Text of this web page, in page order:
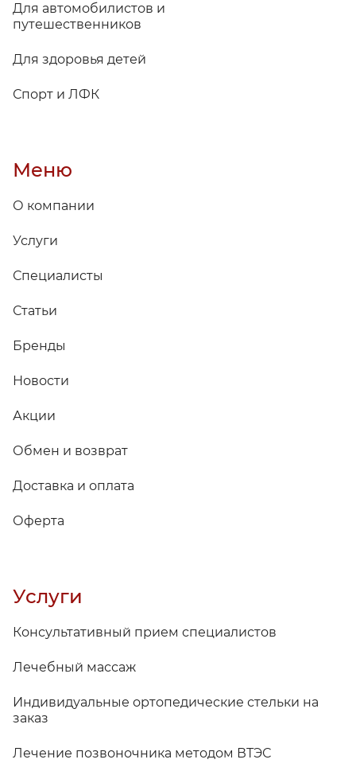
Для автомобилистов и
путешественников
Для здоровья детей
Спорт и ЛФК
Меню
О компании
Услуги
Специалисты
Статьи
Бренды
Новости
Акции
Обмен и возврат
Доставка и оплата
Оферта
Услуги
Консультативный прием специалистов
Лечебный массаж
Индивидуальные ортопедические стельки на
заказ
Лечение позвоночника методом ВТЭС